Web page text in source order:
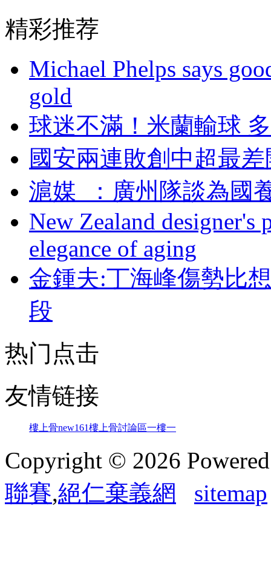
精彩推荐
Michael Phelps says
gold
球迷不滿！米蘭輸
國安兩連敗創中超最
滬媒  ：廣州隊談為
New Zealand designer's
elegance of aging
金鍾夫:丁海峰傷勢比
段
热门点击
友情链接
樓上骨new161樓上骨討論區一樓一
Copyright © 2026
聯賽,絕仁棄義網 sitemap